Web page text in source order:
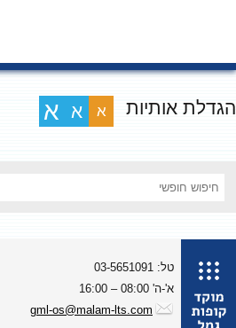
אותיות א א א
טל: 03-5651091
א'-ה' 08:00 – 16:00
gml-os@malam-lts.com